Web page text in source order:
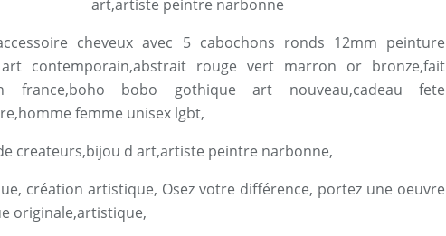
cheveux avec 5 cabochons ronds 12mm peinture
contemporain,abstrait rouge vert marron or bronze,fait
france,boho bobo gothique art nouveau,cadeau fete
femme unisex lgbt,
createurs,bijou d art,artiste peintre narbonne,
création artistique, Osez votre différence, portez une oeuvre
originale,artistique,